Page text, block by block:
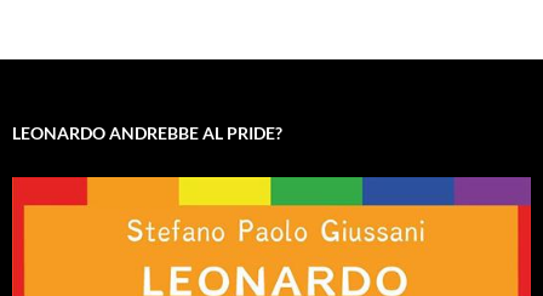
LEONARDO ANDREBBE AL PRIDE?